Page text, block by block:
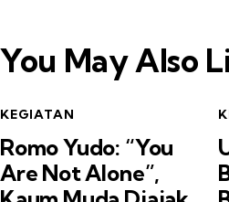
You May Also
KEGIATAN
Romo Yudo: “You
Are Not Alone”,